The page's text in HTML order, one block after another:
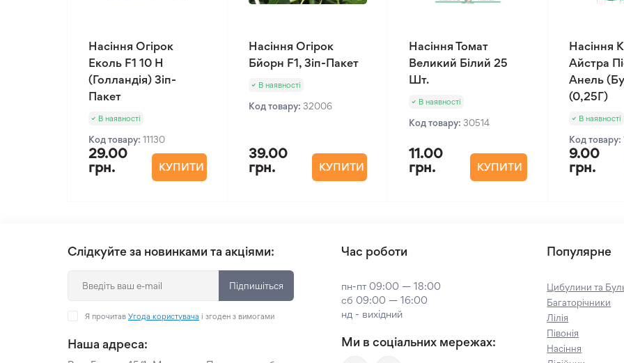
Насіння Огірок
Еколь F1 10 Н
(Голландія) Зіп-
Пакет
В наявності
Код товару: 11130
29.00
грн.
КУПИТИ
Насіння Огірок
Бйорн F1, Зіп-Пакет
В наявності
Код товару: 32006
39.00
грн.
КУПИТИ
Насіння Томат
Великий Білий 25
Шт.
В наявності
Код товару: 30514
11.00
грн.
КУПИТИ
Насіння
Айстра
Анель
(0,25Г)
В наявності
Код товару:
9.00
грн.
Слідкуйте за новинками та акціями:
Підпишіться
Я прочитав Угода користувача і згоден з вимогами
Наша адреса:
Час роботи
пн-пт 09:00 — 18:00
сб 09:00 — 16:00
нд - вихідний
Ми в соціальних мережах:
Популярне
Цибулини та
Багаторічники
Лілія
Півонія
Насіння